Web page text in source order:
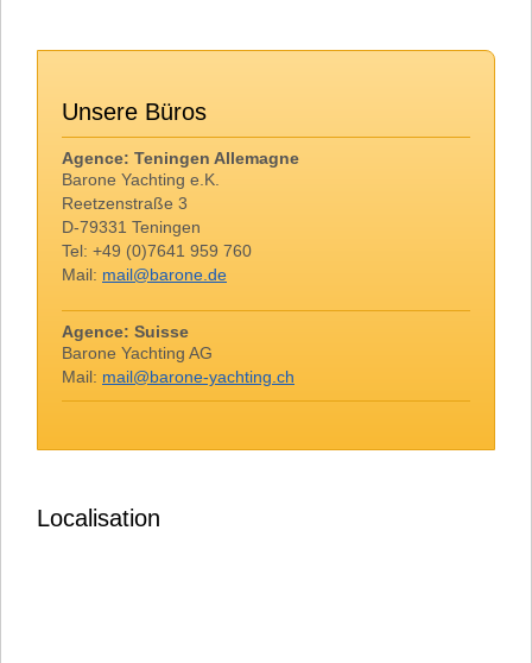
Unsere Büros
Agence: Teningen Allemagne
Barone Yachting e.K.
Reetzenstraße 3
D-79331 Teningen
Tel: +49 (0)7641 959 760
Mail: mail@barone.de
Agence: Suisse
Barone Yachting AG
Mail: mail@barone-yachting.ch
Localisation